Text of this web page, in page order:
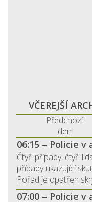
VČEREJŠÍ
Předchozí
den
06:15 – Policie v
Čtyři případy, čtyři
případy ukazující
Pořad je opatřen
07:00 – Policie v